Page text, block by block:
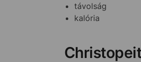
távolság
kalória